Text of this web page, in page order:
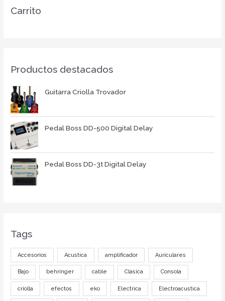
Carrito
Productos destacados
Guitarra Criolla Trovador
Pedal Boss DD-500 Digital Delay
Pedal Boss DD-3t Digital Delay
Tags
Accesorios Acustica amplificador Auriculares
Bajo behringer cable Clasica Consola
criolla efectos eko Electrica Electroacustica